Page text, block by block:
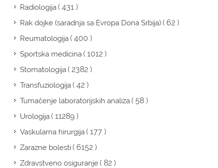
Radiologija( 431 )
Rak dojke (saradnja sa Evropa Dona Srbija)( 62 )
Reumatologija( 400 )
Sportska medicina( 1012 )
Stomatologija( 2382 )
Transfuziologija( 42 )
Tumačenje laboratorijskih analiza( 58 )
Urologija( 11289 )
Vaskularna hirurgija( 177 )
Zarazne bolesti( 6152 )
Zdravstveno osiguranje( 82 )